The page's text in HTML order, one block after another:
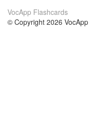
VocApp Flashcards
© Copyright 2026 VocApp